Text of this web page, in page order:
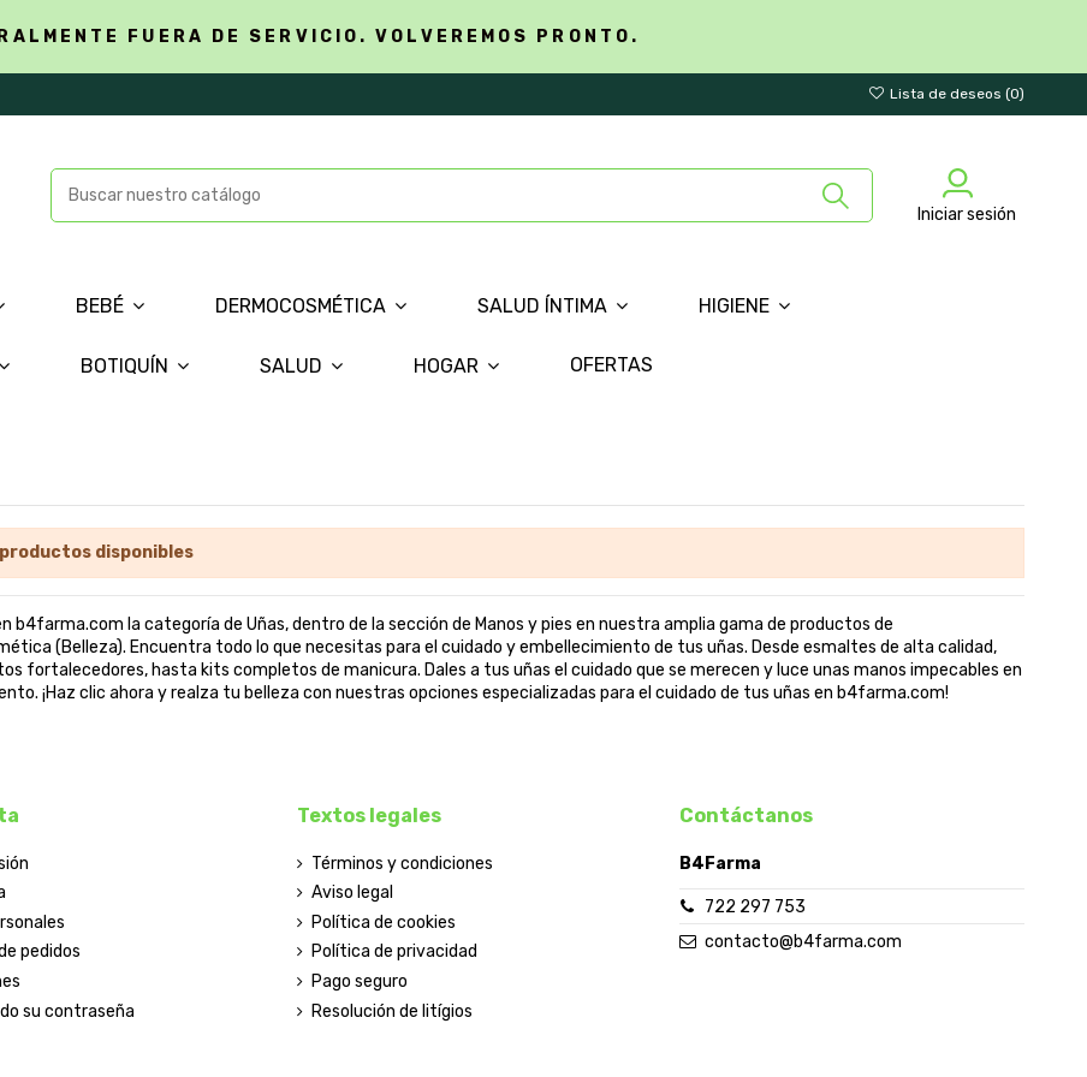
FUERA DE SERVICIO. VOLVEREMOS PRONTO.
Lista de deseos (0)
Iniciar sesión
BEBÉ DERMOCOSMÉTICA SALUD ÍNTIMA HIGIENE
BOTIQUÍN SALUD HOGAR OFERTAS
productos disponibles
b4farma.com la categoría de Uñas, dentro de la sección de Manos y pies en nuestra amplia gama de productos de
(Belleza). Encuentra todo lo que necesitas para el cuidado y embellecimiento de tus uñas. Desde esmaltes de alta calidad,
fortalecedores, hasta kits completos de manicura. Dales a tus uñas el cuidado que se merecen y luce unas manos impecables en
¡Haz clic ahora y realza tu belleza con nuestras opciones especializadas para el cuidado de tus uñas en b4farma.com!
pedidos
su contraseña
Textos legales
Términos y condiciones
Aviso legal
Política de cookies
Política de privacidad
Pago seguro
Resolución de litígios
Contáctanos
B4Farma
722 297 753
contacto@b4farma.com